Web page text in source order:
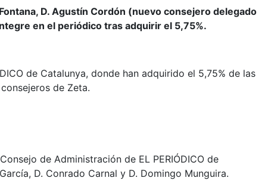
D. Agustín Cordón (nuevo consejero delegado
en el periódico tras adquirir el 5,75%.
de Catalunya, donde han adquirido el 5,75% de las
de Zeta.
de Administración de EL PERIÓDICO de
D. Conrado Carnal y D. Domingo Munguira.